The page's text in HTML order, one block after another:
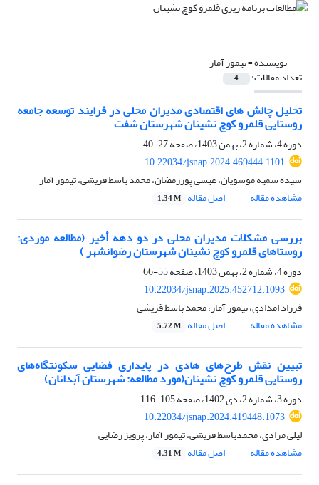
نویسنده =تیمور آمار
تعداد مقالات: 4
تحلیل چالش های اقتصادی مدیران محلی در فرایند توسعه جامعه
روستایی قلمرو کوچ نشینان شهرستان شفت
دوره 4، شماره 2، بهمن 1403، صفحه
27-40
10.22034/jsnap.2024.469444.1101
سیده سمیه موسویان، عیسی پوررمضان، محمد باسط قریشی، تیمور آمار
مشاهده مقاله
اصل مقاله 1.34 M
بررسی مشکلات مدیران محلی در دو دهه أخیر (مطالعه موردی:
روستاهای قلمرو کوچ نشینان شهرستان رضوانشهر )
دوره 4، شماره 2، بهمن 1403، صفحه
55-66
10.22034/jsnap.2025.452712.1093
فرزاد امدادی، تیمور آمار، محمد باسط قریشی
مشاهده مقاله
اصل مقاله 5.72 M
تبیین نقش طرح‌های هادی در پایداری فضایی سکونتگاه‌های
روستایی قلمرو کوچ نشینان(مورد مطالعه: شهرستان آبدانان)
دوره 3، شماره 2، دی 1402، صفحه
105-116
10.22034/jsnap.2024.419448.1073
لیلی مرادی، محمدباسط قریشی، تیمور آمار، پرویز رضایی
مشاهده مقاله
اصل مقاله 4.31 M